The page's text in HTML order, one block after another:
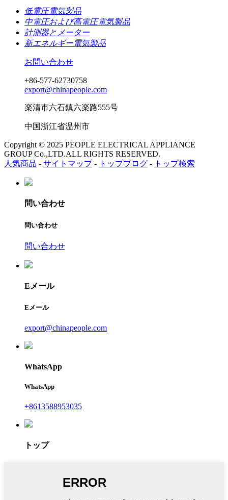
低電圧電気製品
中電圧および高電圧電気製品
計測器とメーター
新エネルギー電気製品
お問い合わせ
+86-577-62730758
export@chinapeople.com
楽清市六石鎮六楽路555号
中国浙江省温州市
Copyright © 2025 PEOPLE ELECTRICAL APPLIANCE
GROUP Co.,LTD.ALL RIGHTS RESERVED.
人気商品 - サイトマップ- トップブログ - トップ検索
問い合わせ
問い合わせ
問い合わせ
Eメール
Eメール
export@chinapeople.com
WhatsApp
WhatsApp
+8613588953035
トップ